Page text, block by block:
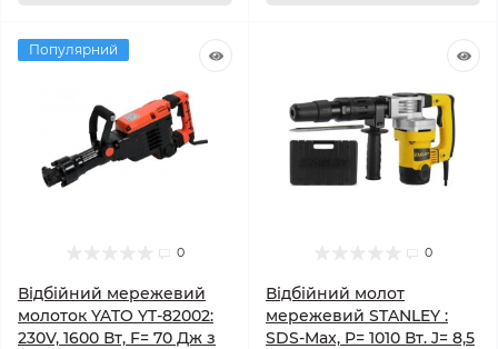
Популярний
0
Відбійний мережевий
молоток YATO YT-82002:
230V, 1600 Вт, F= 70 Дж з
0
Відбійний молот
мережевий STANLEY :
SDS-Max, P= 1010 Вт. J= 8,5